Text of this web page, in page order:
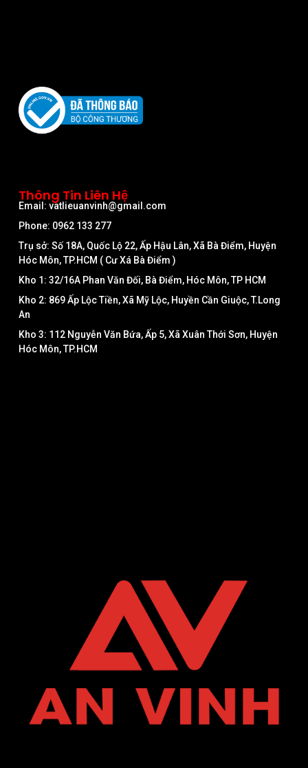
Thông Tin Liên Hệ
Email: vatlieuanvinh@gmail.com
Phone: 0962 133 277
Trụ sở: Số 18A, Quốc Lộ 22, Ấp Hậu Lân, Xã Bà Điểm, Huyện
Hóc Môn, TP.HCM ( Cư Xá Bà Điểm )
Kho 1: 32/16A Phan Văn Đối, Bà Điểm, Hóc Môn, TP HCM
Kho 2: 869 Ấp Lộc Tiền, Xã Mỹ Lộc, Huyền Cần Giuộc, T.Long
An
Kho 3: 112 Nguyễn Văn Bứa, Ấp 5, Xã Xuân Thới Sơn, Huyện
Hóc Môn, TP.HCM